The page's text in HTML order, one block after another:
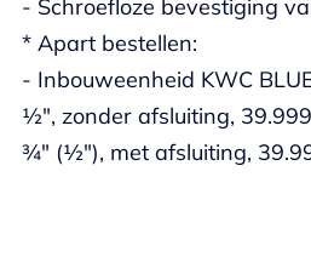
- Schroefloze bevestiging
* Apart bestellen:
- Inbouweenheid KWC
½", zonder afsluiting,
¾" (½"), met afsluiting,